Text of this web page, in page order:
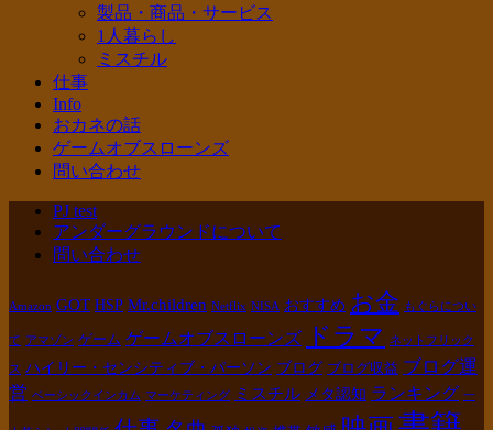
製品・商品・サービス
1人暮らし
ミスチル
仕事
Info
おカネの話
ゲームオブスローンズ
問い合わせ
PJ test
アンダーグラウンドについて
問い合わせ
Amazon GOT HSP Mr.children Netflix NISA おすすめ お金 もぐらについ
て アマゾン ゲーム ゲームオブスローンズ ドラマ ネットフリック
ス ハイリー・センシティブ・パーソン ブログ ブログ収益 ブログ運
営 ベーシックインカム マーケティング ミスチル メタ認知 ランキング 一